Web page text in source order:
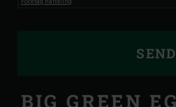
SEND
BIG GREEN